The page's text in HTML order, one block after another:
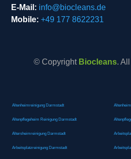
E-Mail: info@biocleans.de
Mobile: +49 177 8622231
© Copyright Biocleans.
Altenheimreinigung Darmstadt
Altenpflegeheim Reinigung Darmstadt
Altersheimreinigung Darmstadt
Arbeitsplatzreinigung Darmstadt